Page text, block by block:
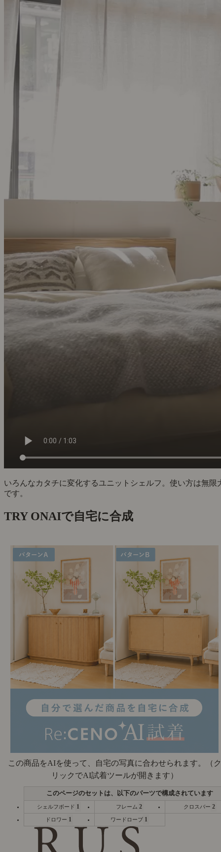
いろんなカタチに変化するユニットシェルフ。使い方は無限
です。
TRY ONAIで自宅に合成
この商品をAIを使って、自宅の写真に合わせられます。
（ク
リックでAI試着ツールが開きます）
シェルフボード 1 フレーム 2 クロスバー 2
ドロワー 1 ワードローブ 1